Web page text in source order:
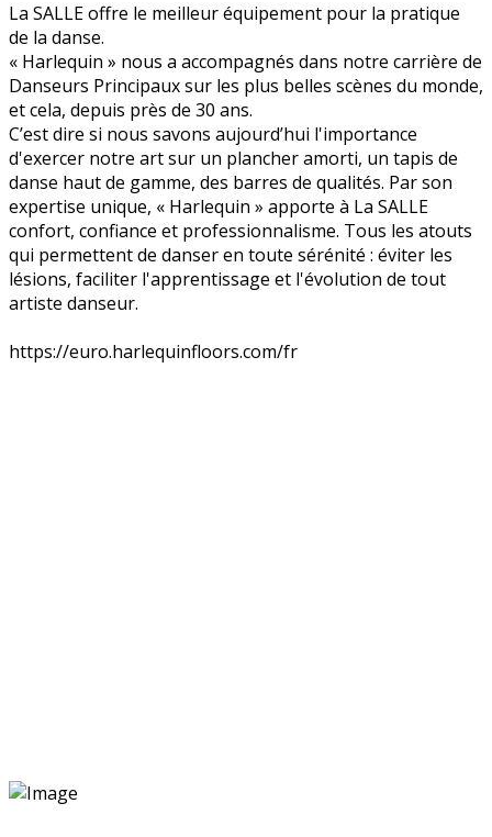
La SALLE offre le meilleur équipement pour la pratique
de la danse.
« Harlequin » nous a accompagnés dans notre carrière de
Danseurs Principaux sur les plus belles scènes du monde,
et cela, depuis près de 30 ans.
C’est dire si nous savons aujourd’hui l'importance
d'exercer notre art sur un plancher amorti, un tapis de
danse haut de gamme, des barres de qualités. Par son
expertise unique, « Harlequin » apporte à La SALLE
confort, confiance et professionnalisme. Tous les atouts
qui permettent de danser en toute sérénité : éviter les
lésions, faciliter l'apprentissage et l'évolution de tout
artiste danseur.
https://euro.harlequinfloors.com/fr